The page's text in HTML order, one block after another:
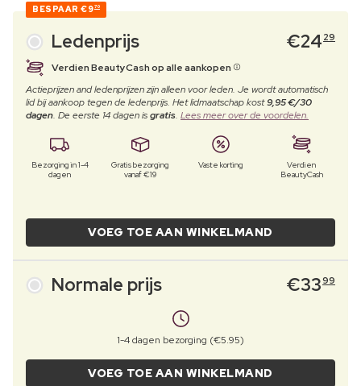
BESPAAR €970
Ledenprijs €24 29
Verdien BeautyCash op alle aankopen
Actieprijzen and ledenprijzen zijn alleen voor leden. Je wordt automatisch
lid bij aankoop tegen de ledenprijs. Het lidmaatschap kost9,95 €/30
dagen. De eerste 14 dagen isgratis. Lees meer over de voordelen.
Bezorging in 1-4
dagen
Gratis bezorging
vanaf €19
Vaste korting
Verdien
BeautyCash
VOEG TOE AAN WINKELMAND
Normale prijs €3399
1-4 dagen bezorging (€5.95)
VOEG TOE AAN WINKELMAND